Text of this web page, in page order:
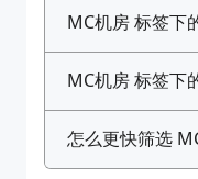
MC机房 标签下
MC机房 标签下
怎么更快筛选